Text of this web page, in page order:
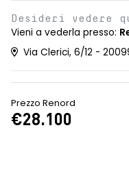
Desideri vedere
Vieni a vederla presso:
Via Clerici, 6/12 -
Prezzo Renord
€28.100